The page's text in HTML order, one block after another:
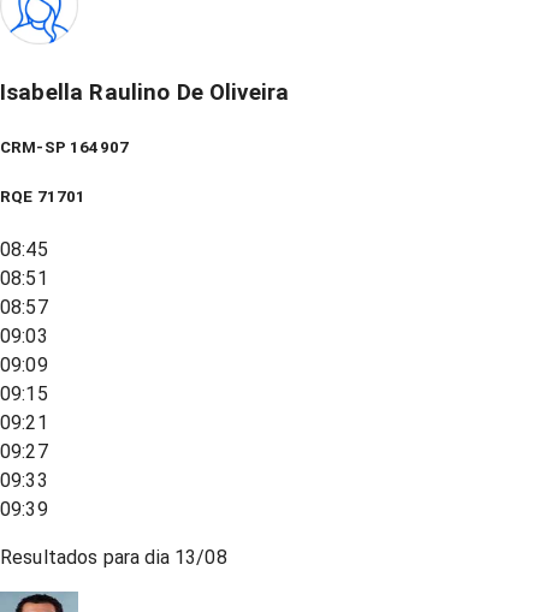
Isabella Raulino De Oliveira
CRM-SP 164907
RQE 71701
08:45
08:51
08:57
09:03
09:09
09:15
09:21
09:27
09:33
09:39
Resultados para dia 13/08